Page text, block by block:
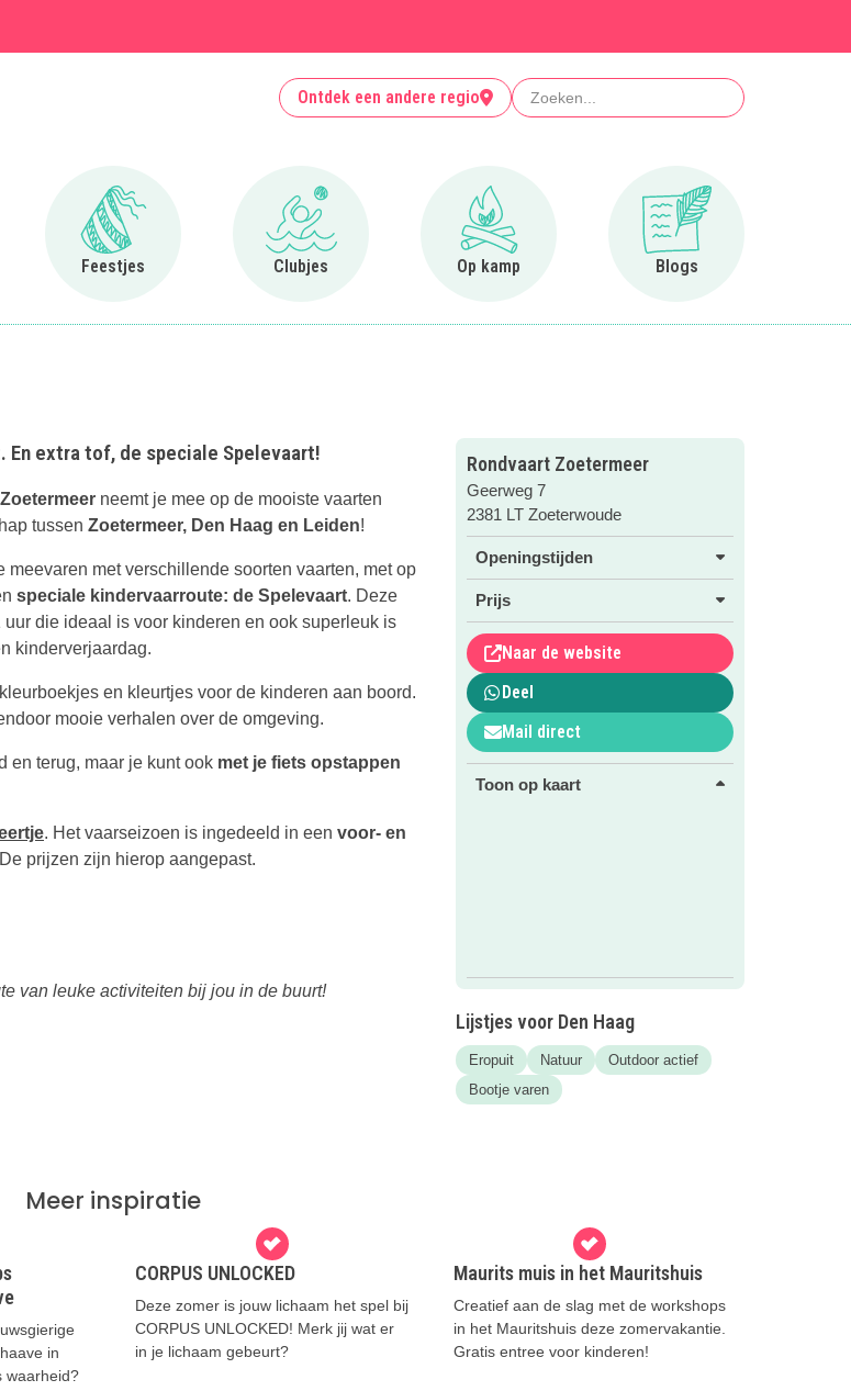
Ontdek een andere regio Zoeken
eten
Feestjes
Ga naar Feestjes
Clubjes
Ga naar Clubjes
Op kamp
Ga naar Op kamp
Blogs
Ga naar Blogs
extra tof, de speciale Spelevaart!
neemt je mee op de mooiste vaarten
tussen Zoetermeer, Den Haag en Leiden!
meevaren met verschillende soorten vaarten, met op
speciale kindervaarroute: de Spelevaart. Deze
die ideaal is voor kinderen en ook superleuk is
kinderverjaardag.
en kleurtjes voor de kinderen aan boord.
mooie verhalen over de omgeving.
en terug, maar je kunt ook met je fiets opstappen
. Het vaarseizoen is ingedeeld in een voor- en
prijzen zijn hierop aangepast.
van leuke activiteiten bij jou in de buurt!
Rondvaart Zoetermeer
Geerweg 7
2381 LT Zoeterwoude
Openingstijden
Prijs
Naar de website
Deel
Mail direct
Toon op kaart
Lijstjes voor Den Haag
Eropuit Natuur
Outdoor actief
Bootje varen
Meer inspiratie
in
waarheid?
CORPUS UNLOCKED
Deze zomer is jouw lichaam het spel bij
CORPUS UNLOCKED! Merk jij wat er
in je lichaam gebeurt?
Maurits muis in het Mauritshuis
Creatief aan de slag met de workshops
in het Mauritshuis deze zomervakantie.
Gratis entree voor kinderen!